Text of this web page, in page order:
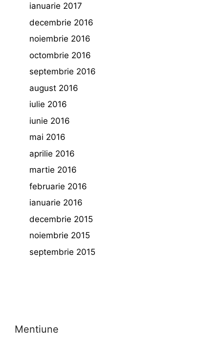
ianuarie 2017
decembrie 2016
noiembrie 2016
octombrie 2016
septembrie 2016
august 2016
iulie 2016
iunie 2016
mai 2016
aprilie 2016
martie 2016
februarie 2016
ianuarie 2016
decembrie 2015
noiembrie 2015
septembrie 2015
Mentiune